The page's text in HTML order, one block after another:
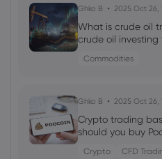
Ghko B 2025 Oct 26,
What is crude oil
crude oil investing
Commodities
Ghko B 2025 Oct 26,
Crypto trading
should you buy
Crypto CFD